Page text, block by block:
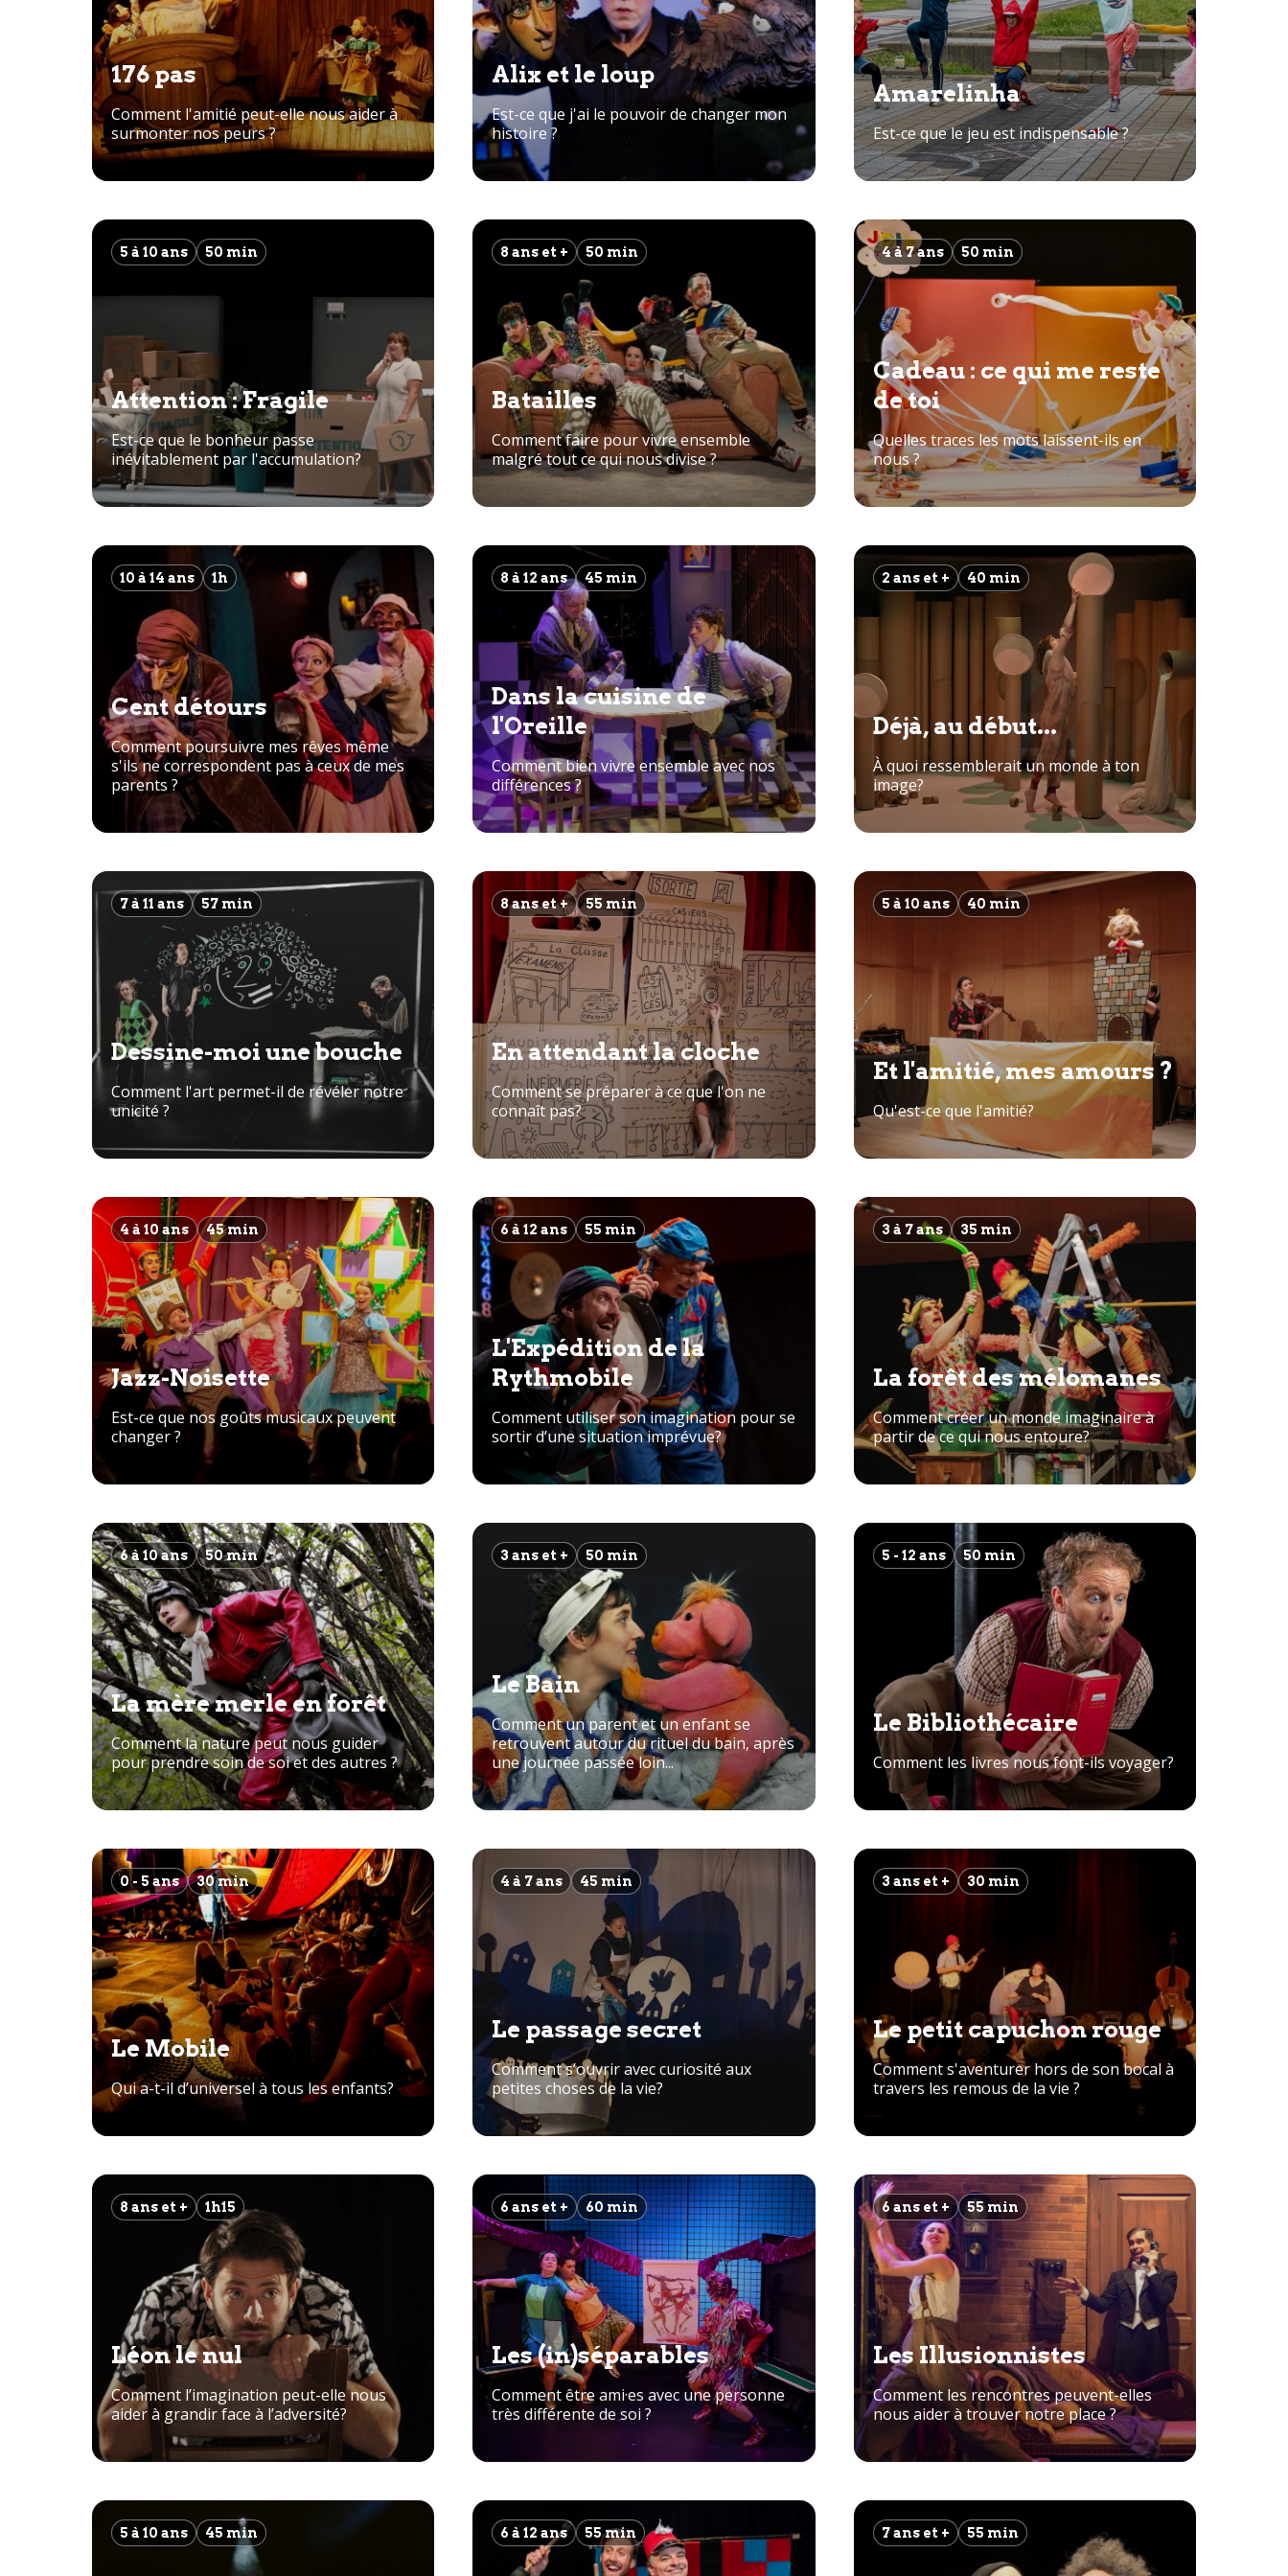
Toutes les saisons
176 pas
Comment l'amitié peut-elle nous aider à
surmonter nos peurs ?
Alix et le loup
Est-ce que j'ai le pouvoir de changer mon
histoire ?
Amarelinha
Est-ce que le jeu est indispensable ?
5 à 10 ans 50 min
Attention : Fragile
Est-ce que le bonheur passe
inévitablement par l'accumulation?
8 ans et + 50 min
Batailles
Comment faire pour vivre ensemble
malgré tout ce qui nous divise ?
4 à 7 ans 50 min
Cadeau : ce qui me reste
de toi
Quelles traces les mots laissent-ils en
nous ?
10 à 14 ans 1h
Cent détours
Comment poursuivre mes rêves même
s'ils ne correspondent pas à ceux de mes
parents ?
8 à 12 ans 45 min
Dans la cuisine de
l'Oreille
Comment bien vivre ensemble avec nos
différences ?
2 ans et + 40 min
Déjà, au début...
À quoi ressemblerait un monde à ton
image?
7 à 11 ans 57 min
Dessine-moi une bouche
Comment l'art permet-il de révéler notre
unicité ?
8 ans et + 55 min
En attendant la cloche
Comment se préparer à ce que l'on ne
connaît pas?
5 à 10 ans 40 min
Et l'amitié, mes amours ?
Qu'est-ce que l'amitié?
4 à 10 ans 45 min
Jazz-Noisette
Est-ce que nos goûts musicaux peuvent
changer ?
6 à 12 ans 55 min
L'Expédition de la
Rythmobile
Comment utiliser son imagination pour se
sortir d’une situation imprévue?
3 à 7 ans 35 min
La forêt des mélomanes
Comment créer un monde imaginaire à
partir de ce qui nous entoure?
6 à 10 ans 50 min
La mère merle en forêt
Comment la nature peut nous guider
pour prendre soin de soi et des autres ?
3 ans et + 50 min
Le Bain
Comment un parent et un enfant se
retrouvent autour du rituel du bain, après
une journée passée loin...
5 - 12 ans 50 min
Le Bibliothécaire
Comment les livres nous font-ils voyager?
0 - 5 ans 30 min
Le Mobile
Qui a-t-il d’universel à tous les enfants?
4 à 7 ans 45 min
Le passage secret
Comment s’ouvrir avec curiosité aux
petites choses de la vie?
3 ans et + 30 min
Le petit capuchon rouge
Comment s'aventurer hors de son bocal à
travers les remous de la vie ?
8 ans et + 1h15
Léon le nul
Comment l’imagination peut-elle nous
aider à grandir face à l’adversité?
6 ans et + 60 min
Les (in)séparables
Comment être ami·es avec une personne
très différente de soi ?
6 ans et + 55 min
Les Illusionnistes
Comment les rencontres peuvent-elles
nous aider à trouver notre place ?
5 à 10 ans 45 min 6 à 12 ans 55 min 7 ans et + 55 min